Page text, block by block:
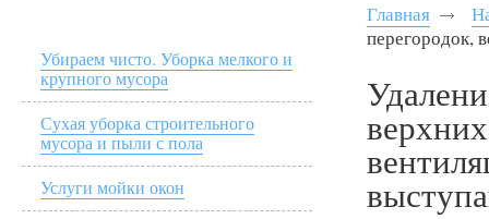
Убираем чисто. Уборка мелкого и
крупного мусора
Сухая уборка строительного
мусора и пыли с пола
Услуги мойки окон
Главная
перегородок,